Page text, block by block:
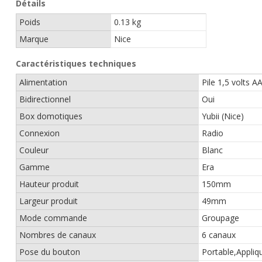
Détails
Poids
0.13 kg
Marque
Nice
Caractéristiques techniques
Alimentation
Pile 1,5 volts
Bidirectionnel
Oui
Box domotiques
Yubii (Nice)
Connexion
Radio
Couleur
Blanc
Gamme
Era
Hauteur produit
150mm
Largeur produit
49mm
Mode commande
Groupage
Nombres de canaux
6 canaux
Pose du bouton